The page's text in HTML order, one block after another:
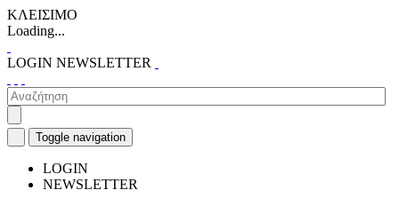
ΚΛΕΙΣΙΜΟ
Loading...
LOGIN NEWSLETTER
Toggle navigation
LOGIN
NEWSLETTER